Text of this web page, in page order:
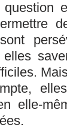
question
elle-